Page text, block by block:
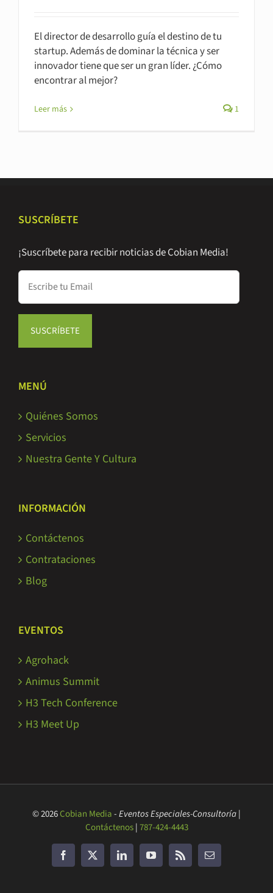
El director de desarrollo guía el destino de tu
startup. Además de dominar la técnica y ser
innovador tiene que ser un gran líder. ¿Cómo
encontrar al mejor?
Leer más 1
SUSCRÍBETE
¡Suscríbete para recibir noticias de Cobian Media!
MENÚ
Quiénes Somos
Servicios
Nuestra Gente Y Cultura
INFORMACIÓN
Contáctenos
Contrataciones
Blog
EVENTOS
Agrohack
Animus Summit
H3 Tech Conference
H3 Meet Up
© 2026Cobian Media-Eventos Especiales-Consultoría|
Contáctenos|787-424-4443
FacebookTwitterLinkedInYouTubeRss
Correo
electrónico